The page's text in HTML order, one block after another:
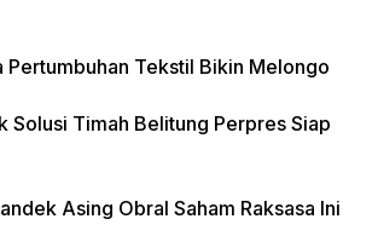
Pertumbuhan Tekstil Bikin Melongo
Solusi Timah Belitung Perpres Siap
Asing Obral Saham Raksasa Ini